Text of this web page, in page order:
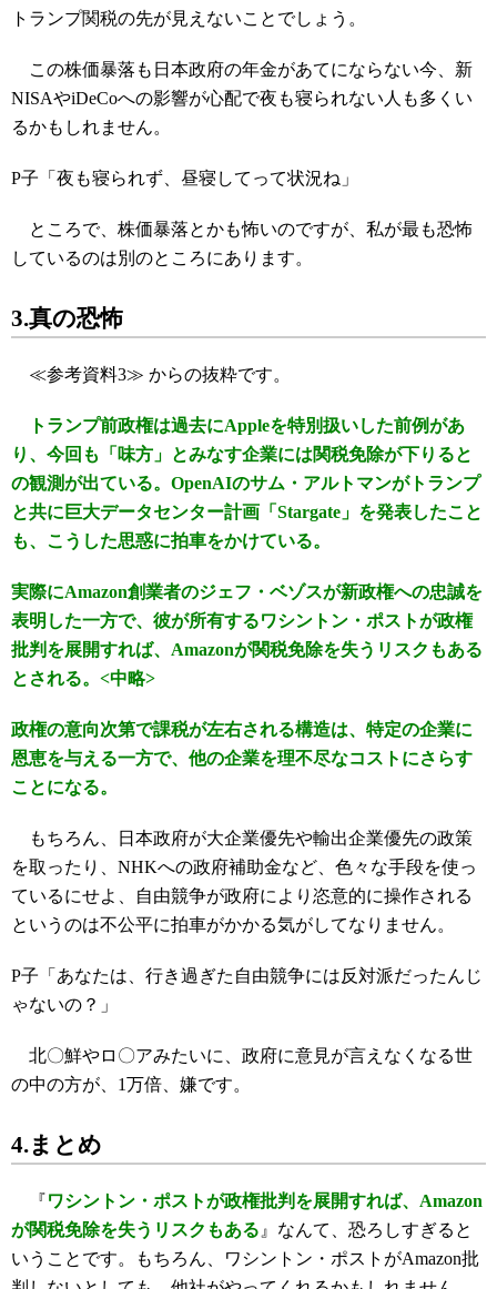
トランプ関税の先が見えないことでしょう。
この株価暴落も日本政府の年金があてにならない今、新
NISAやiDeCoへの影響が心配で夜も寝られない人も多くい
るかもしれません。
P子「夜も寝られず、昼寝してって状況ね」
ところで、株価暴落とかも怖いのですが、私が最も恐怖
しているのは別のところにあります。
3.真の恐怖
≪参考資料3≫ からの抜粋です。
トランプ前政権は過去にAppleを特別扱いした前例があ
り、今回も「味方」とみなす企業には関税免除が下りると
の観測が出ている。OpenAIのサム・アルトマンがトランプ
と共に巨大データセンター計画「Stargate」を発表したこと
も、こうした思惑に拍車をかけている。
実際にAmazon創業者のジェフ・ベゾスが新政権への忠誠を
表明した一方で、彼が所有するワシントン・ポストが政権
批判を展開すれば、Amazonが関税免除を失うリスクもある
とされる。<中略>
政権の意向次第で課税が左右される構造は、特定の企業に
恩恵を与える一方で、他の企業を理不尽なコストにさらす
ことになる。
もちろん、日本政府が大企業優先や輸出企業優先の政策
を取ったり、NHKへの政府補助金など、色々な手段を使っ
ているにせよ、自由競争が政府により恣意的に操作される
というのは不公平に拍車がかかる気がしてなりません。
P子「あなたは、行き過ぎた自由競争には反対派だったんじ
ゃないの？」
北〇鮮やロ〇アみたいに、政府に意見が言えなくなる世
の中の方が、1万倍、嫌です。
4.まとめ
『ワシントン・ポストが政権批判を展開すれば、Amazon
が関税免除を失うリスクもある 』なんて、恐ろしすぎると
いうことです。もちろん、ワシントン・ポストがAmazon批